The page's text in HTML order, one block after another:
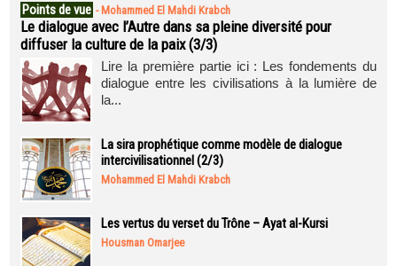
Points de vue - Mohammed El Mahdi Krabch
Le dialogue avec l’Autre dans sa pleine diversité pour
diffuser la culture de la paix (3/3)
Lire la première partie ici : Les fondements du
dialogue entre les civilisations à la lumière de
la...
La sira prophétique comme modèle de dialogue
intercivilisationnel (2/3)
Mohammed El Mahdi Krabch
Les vertus du verset du Trône – Ayat al-Kursi
Housman Omarjee